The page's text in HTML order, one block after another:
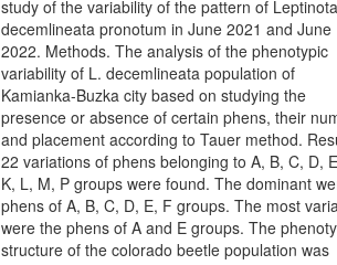
study of the variability of the pattern of
decemlineata pronotum in June 2021 and June
2022. Methods. The analysis of the phenotypic
variability of L. decemlineata population of
Kamianka-Buzka city based on studying the
presence or absence of certain phens, their
and placement according to Tauer method.
22 variations of phens belonging to A, B, C, D,
K, L, M, P groups were found. The dominant
phens of A, B, C, D, E, F groups. The most
were the phens of A and E groups. The
structure of the colorado beetle population was